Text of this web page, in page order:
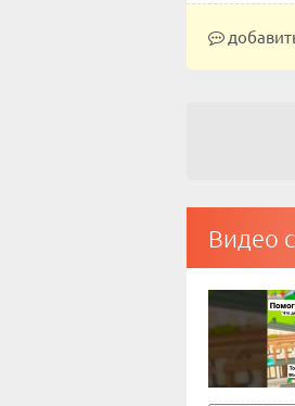
Видео